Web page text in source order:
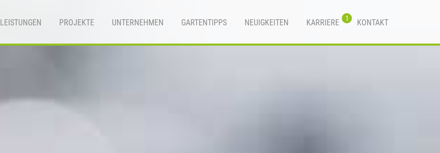
LEISTUNGEN PROJEKTE UNTERNEHMEN GARTENTIPPS NEUIGKEITEN KARRIERE 1 KONTAKT